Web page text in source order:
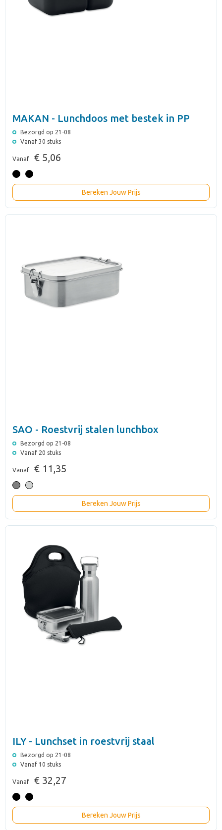
MAKAN - Lunchdoos met bestek in PP
Bezorgd op 21-08
Vanaf 30 stuks
Vanaf € 5,06
Bereken Jouw Prijs
SAO - Roestvrij stalen lunchbox
Bezorgd op 21-08
Vanaf 20 stuks
Vanaf € 11,35
Bereken Jouw Prijs
ILY - Lunchset in roestvrij staal
Bezorgd op 21-08
Vanaf 10 stuks
Vanaf € 32,27
Bereken Jouw Prijs